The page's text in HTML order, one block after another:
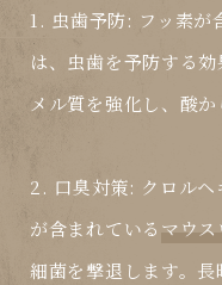
1. 虫歯予防: フッ素が
は、虫歯を予防する
メル質を強化し、酸か
2. 口臭対策: クロル
が含まれている マウス
細菌を撃退します。